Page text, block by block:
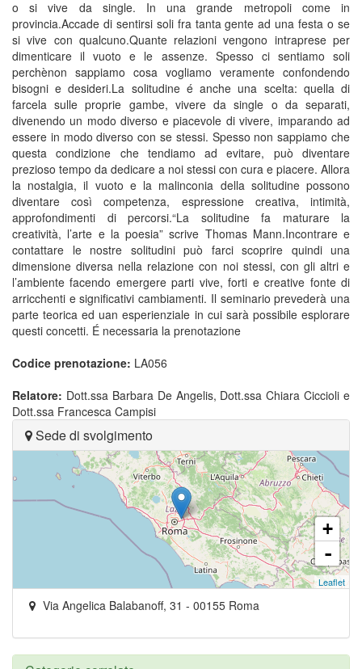
o si vive da single. In una grande metropoli come in
provincia.Accade di sentirsi soli fra tanta gente ad una festa o se
si vive con qualcuno.Quante relazioni vengono intraprese per
dimenticare il vuoto e le assenze. Spesso ci sentiamo soli
perchènon sappiamo cosa vogliamo veramente confondendo
bisogni e desideri.La solitudine é anche una scelta: quella di
farcela sulle proprie gambe, vivere da single o da separati,
divenendo un modo diverso e piacevole di vivere, imparando ad
essere in modo diverso con se stessi. Spesso non sappiamo che
questa condizione che tendiamo ad evitare, può diventare
prezioso tempo da dedicare a noi stessi con cura e piacere. Allora
la nostalgia, il vuoto e la malinconia della solitudine possono
diventare così competenza, espressione creativa, intimità,
approfondimenti di percorsi.“La solitudine fa maturare la
creatività, l’arte e la poesia” scrive Thomas Mann.Incontrare e
contattare le nostre solitudini può farci scoprire quindi una
dimensione diversa nella relazione con noi stessi, con gli altri e
l’ambiente facendo emergere parti vive, forti e creative fonte di
arricchenti e significativi cambiamenti. Il seminario prevederà una
parte teorica ed uan esperienziale in cui sarà possibile esplorare
questi concetti. É necessaria la prenotazione
Codice prenotazione: LA056
Relatore: Dott.ssa Barbara De Angelis, Dott.ssa Chiara Ciccioli e
Dott.ssa Francesca Campisi
Sede di svolgimento
+
-
Leaflet
Via Angelica Balabanoff, 31 - 00155 Roma